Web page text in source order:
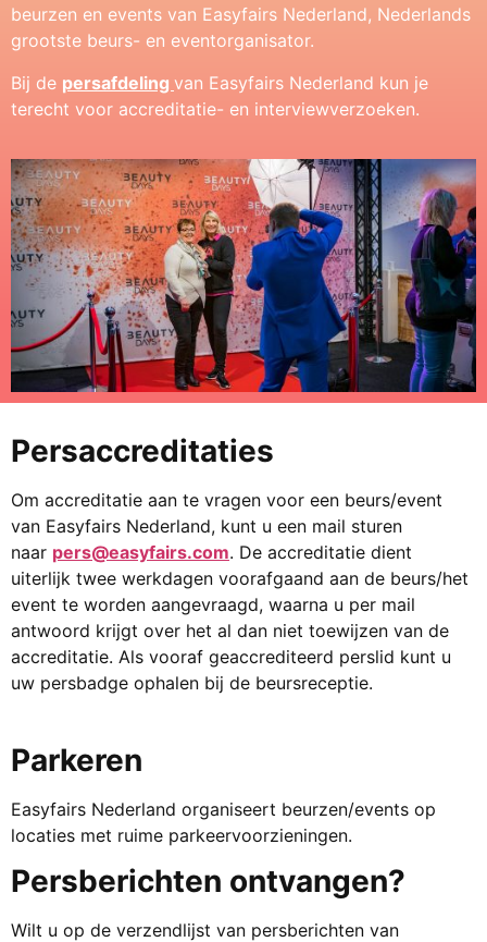
beurzen en events van Easyfairs Nederland, Nederlands
grootste beurs- en eventorganisator.
Bij de persafdeling van Easyfairs Nederland kun je
terecht voor accreditatie- en interviewverzoeken.
Persaccreditaties
Om accreditatie aan te vragen voor een beurs/event
van Easyfairs Nederland, kunt u een mail sturen
naar pers@easyfairs.com. De accreditatie dient
uiterlijk twee werkdagen voorafgaand aan de beurs/het
event te worden aangevraagd, waarna u per mail
antwoord krijgt over het al dan niet toewijzen van de
accreditatie. Als vooraf geaccrediteerd perslid kunt u
uw persbadge ophalen bij de beursreceptie.
Parkeren
Easyfairs Nederland organiseert beurzen/events op
locaties met ruime parkeervoorzieningen.
Persberichten ontvangen?
Wilt u op de verzendlijst van persberichten van